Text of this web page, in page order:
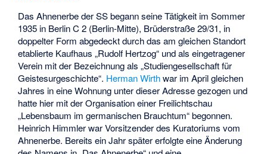
Das Ahnenerbe der SS begann seine Tätigkeit im Sommer
1935 in Berlin C 2 (Berlin-Mitte), Brüderstraße 29/31, in
doppelter Form abgedeckt durch das am gleichen Standort
etablierte Kaufhaus „Rudolf Hertzog“ und als eingetragener
Verein mit der Bezeichnung als „Studiengesellschaft für
Geistesurgeschichte“. Herman Wirthwar im April gleichen
Jahres in eine Wohnung unter dieser Adresse gezogen und
hatte hier mit der Organisation einer Freilichtschau
„Lebensbaum im germanischen Brauchtum“ begonnen.
Heinrich Himmler war Vorsitzender des Kuratoriums vom
Ahnenerbe. Bereits ein Jahr später erfolgte eine Änderung